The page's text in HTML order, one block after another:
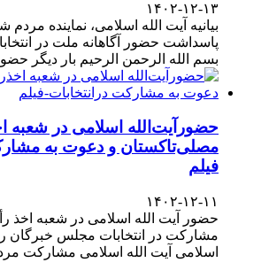
۱۴۰۲-۱۲-۱۳
بیانیه آیت الله اسلامی، نماینده
بسم الله الرحمن الرحیم بار
حضورآیت‌الله اسلامی در شعبه
مصلی‌تاکستان و دعوت به
فیلم
۱۴۰۲-۱۲-۱۱
حضور آیت الله اسلامی در شعبه اخذ
مشارکت در انتخابات مجلس خبرگان
اسلامی آیت الله اسلامی مشارکت